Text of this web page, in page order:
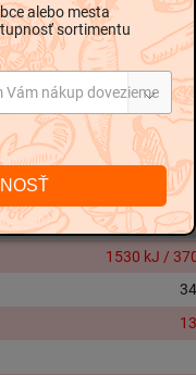
pri teplote
1530 kJ /
alebo mesta
sortimentu
Vám nákup dovezieme